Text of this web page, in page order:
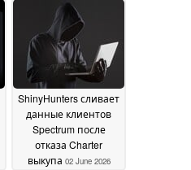
2026
ShinyHunters сливает
данные клиентов
Spectrum после
отказа Charter
выкупа 02 June 2026